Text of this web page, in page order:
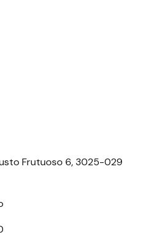
Frutuoso 6, 3025-029